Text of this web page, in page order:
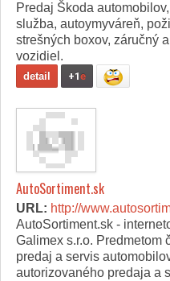
Predaj Škoda
služba, autoymyváreň,
strešných boxov, záručný
vozidiel.
detail +1e
AutoSortiment.sk
URL: http://
AutoSortiment.sk -
Galimex s.r.o. Predmetom
predaj a servis
autorizovaného predaja a